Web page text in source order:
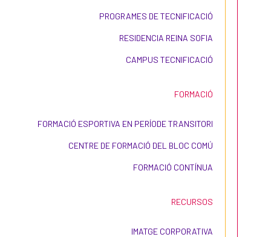
PROGRAMES DE TECNIFICACIÓ
RESIDENCIA REINA SOFIA
CAMPUS TECNIFICACIÓ
FORMACIÓ
FORMACIÓ ESPORTIVA EN PERÍODE TRANSITORI
CENTRE DE FORMACIÓ DEL BLOC COMÚ
FORMACIÓ CONTÍNUA
RECURSOS
IMATGE CORPORATIVA